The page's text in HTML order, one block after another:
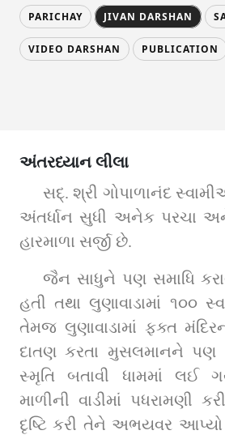
PARICHAY JIVAN DARSHAN
VIDEO DARSHAN PUBLICATION
અંતરધ્યાન લીલા
સદ્‌. શ્રી ગોપાળાનંદ સ્વામીએ પ્રાગટ્યથી લઈ,
અંતર્ધાન સુધી અનેક પરચા અને
હારમાળા સર્જી છે.
જૈન સાધુને પણ સમાધિ
હતી તથા લુણાવાડામાં ૧૦૦
તેમજ લુણાવાડામાં ફક્ત
દાતણ કરતા મુસલમાનને પણ
સ્મૃતિ બતાવી ધામમાં લઈ
માળીની વાડીમાં પધરામણી
દૃષ્ટિ કરી તેને અભયવર